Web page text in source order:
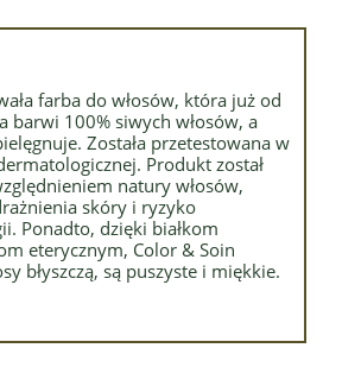
farba do włosów, która już od
barwi 100% siwych włosów, a
Została przetestowana w
Produkt został
natury włosów,
skóry i ryzyko
Ponadto, dzięki białkom
eterycznym, Color & Soin
błyszczą, są puszyste i miękkie.